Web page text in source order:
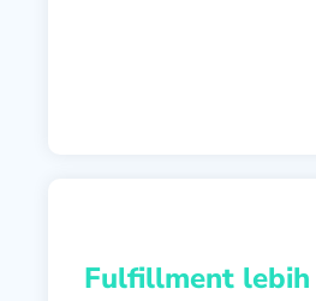
Fulfillment lebih